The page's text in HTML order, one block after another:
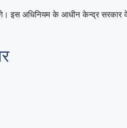
इस अधिनियम के आधीन केन्द्र